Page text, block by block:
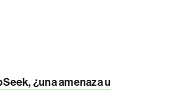
¿una amenaza u